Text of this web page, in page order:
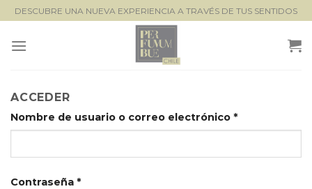
Saltar
al
contenido
DESCUBRE UNA NUEVA EXPERIENCIA A TRAVÉS DE TUS SENTIDOS
ACCEDER
Nombre de usuario o correo electrónico *
Contraseña *